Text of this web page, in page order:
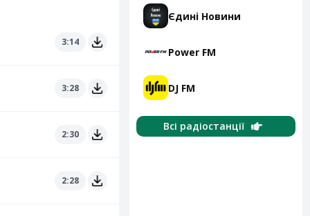
3:14
3:28
2:30
2:28
Єдині Новини
Power FM
DJ FM
Всі радіостанції